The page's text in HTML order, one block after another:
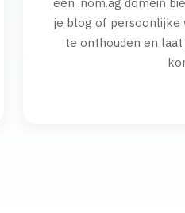
je blog of persoonlijke
te onthouden en